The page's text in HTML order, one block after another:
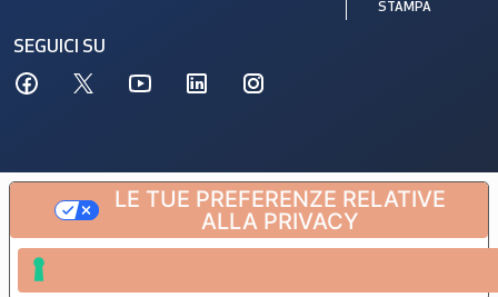
SEGUICI SU
STAMPA
Informativa sulla raccolta
LE TUE PREFERENZE RELATIVE
ALLA PRIVACY